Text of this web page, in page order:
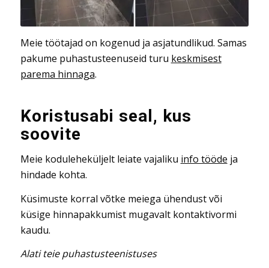
Meie töötajad on kogenud ja asjatundlikud. Samas
pakume puhastusteenuseid turu keskmisest
parema hinnaga.
Koristusabi seal, kus
soovite
Meie koduleheküljelt leiate vajaliku info tööde ja
hindade kohta.
Küsimuste korral võtke meiega ühendust või
küsige hinnapakkumist mugavalt kontaktivormi
kaudu.
Alati teie puhastusteenistuses